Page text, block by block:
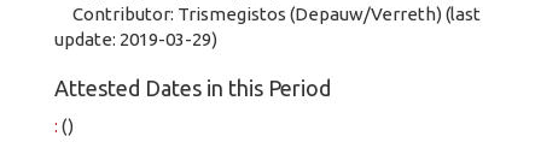
Contributor: Trismegistos (Depauw/Verreth) (last
update: 2019-03-29)
Attested Dates in this Period
: ()